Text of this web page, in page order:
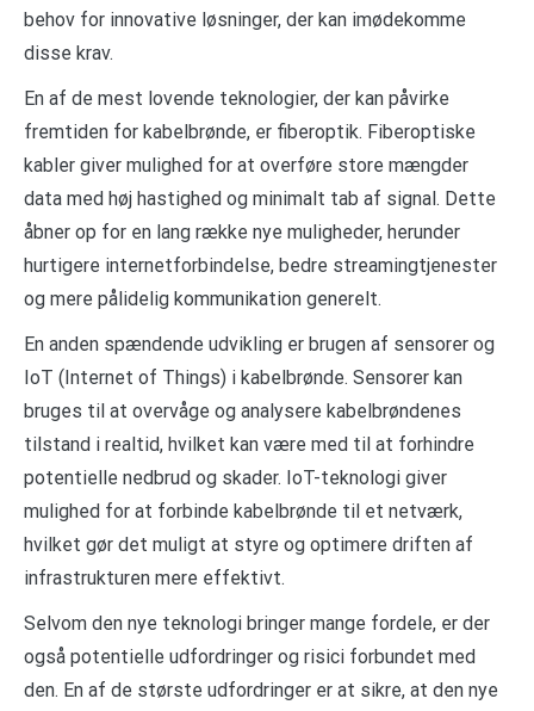
behov for innovative løsninger, der kan imødekomme
disse krav.
En af de mest lovende teknologier, der kan påvirke
fremtiden for kabelbrønde, er fiberoptik. Fiberoptiske
kabler giver mulighed for at overføre store mængder
data med høj hastighed og minimalt tab af signal. Dette
åbner op for en lang række nye muligheder, herunder
hurtigere internetforbindelse, bedre streamingtjenester
og mere pålidelig kommunikation generelt.
En anden spændende udvikling er brugen af sensorer og
IoT (Internet of Things) i kabelbrønde. Sensorer kan
bruges til at overvåge og analysere kabelbrøndenes
tilstand i realtid, hvilket kan være med til at forhindre
potentielle nedbrud og skader. IoT-teknologi giver
mulighed for at forbinde kabelbrønde til et netværk,
hvilket gør det muligt at styre og optimere driften af ​​
infrastrukturen mere effektivt.
Selvom den nye teknologi bringer mange fordele, er der
også potentielle udfordringer og risici forbundet med
den. En af de største udfordringer er at sikre, at den nye